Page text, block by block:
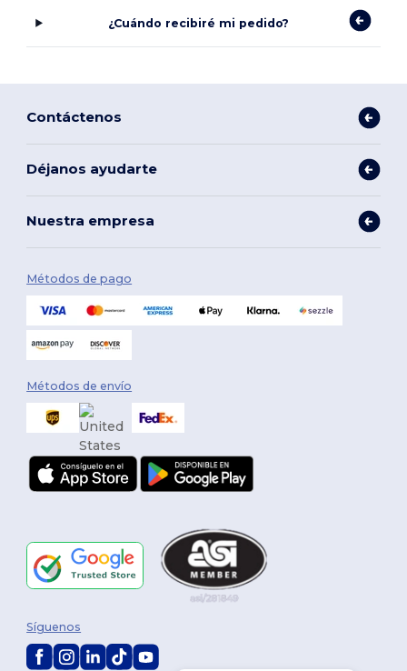
¿Cuándo recibiré mi pedido?
Contáctenos
Déjanos ayudarte
Nuestra empresa
Métodos de pago
Métodos de envío
Síguenos